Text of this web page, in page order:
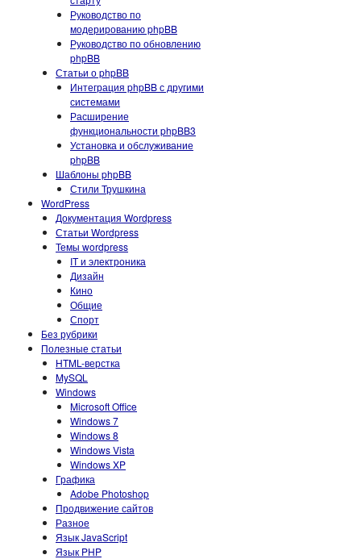
Руководство по
модерированию phpBB
Руководство по обновлению
phpBB
Статьи о phpBB
Интеграция phpBB с другими
системами
Расширение
функциональности phpBB3
Установка и обслуживание
phpBB
Шаблоны phpBB
Стили Трушкина
WordPress
Документация Wordpress
Статьи Wordpress
Темы wordpress
IT и электроника
Дизайн
Кино
Общие
Спорт
Без рубрики
Полезные статьи
HTML-верстка
MySQL
Windows
Microsoft Office
Windows 7
Windows 8
Windows Vista
Windows XP
Графика
Adobe Photoshop
Продвижение сайтов
Разное
Язык JavaScript
Язык PHP